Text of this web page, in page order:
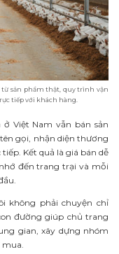
sản phẩm thật, quy trình vận
tiếp với khách hàng.
Việt Nam vẫn bán sản
gọi, nhận diện thương
Kết quả là giá bán dễ
đến trang trại và mỗi
không phải chuyện chỉ
đường giúp chủ trang
gian, xây dựng nhóm
mua.